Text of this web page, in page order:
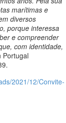
marítimas e
diversos
porque interessa
e compreender
com identidade,
Portugal
2021/12/Convite-